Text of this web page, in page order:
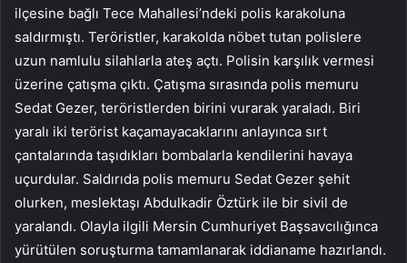
ilçesine bağlı Tece Mahallesi’ndeki polis karakoluna
saldırmıştı. Teröristler, karakolda nöbet tutan polislere
uzun namlulu silahlarla ateş açtı. Polisin karşılık vermesi
üzerine çatışma çıktı. Çatışma sırasında polis memuru
Sedat Gezer, teröristlerden birini vurarak yaraladı. Biri
yaralı iki terörist kaçamayacaklarını anlayınca sırt
çantalarında taşıdıkları bombalarla kendilerini havaya
uçurdular. Saldırıda polis memuru Sedat Gezer şehit
olurken, meslektaşı Abdulkadir Öztürk ile bir sivil de
yaralandı. Olayla ilgili Mersin Cumhuriyet Başsavcılığınca
yürütülen soruşturma tamamlanarak iddianame hazırlandı.